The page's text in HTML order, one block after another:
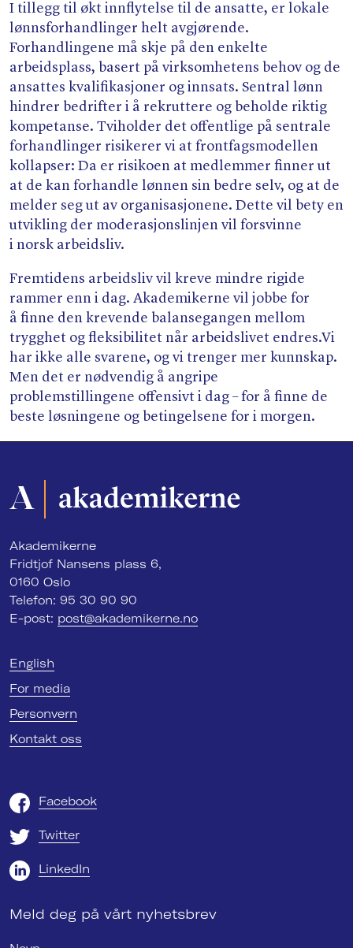
I tillegg til økt innflytelse til de ansatte, er lokale
lønnsforhandlinger helt avgjørende.
Forhandlingene må skje på den enkelte
arbeidsplass, basert på virksomhetens behov og de
ansattes kvalifikasjoner og innsats. Sentral lønn
hindrer bedrifter i å rekruttere og beholde riktig
kompetanse. Tviholder det offentlige på sentrale
forhandlinger risikerer vi at frontfagsmodellen
kollapser: Da er risikoen at medlemmer finner ut
at de kan forhandle lønnen sin bedre selv, og at de
melder seg ut av organisasjonene. Dette vil bety en
utvikling der moderasjonslinjen vil forsvinne
i norsk arbeidsliv.
Fremtidens arbeidsliv vil kreve mindre rigide
rammer enn i dag. Akademikerne vil jobbe for
å finne den krevende balansegangen mellom
trygghet og fleksibilitet når arbeidslivet endres​.Vi
har ikke alle svarene, og vi trenger mer kunnskap.
Men det er nødvendig å angripe
problemstillingene offensivt i dag – for å finne de
beste løsningene og betingelsene for i morgen.
Akademikerne
Fridtjof Nansens plass 6,
0160 Oslo
Telefon: 95 30 90 90
E-post: post@akademikerne.no
English
For media
Personvern
Kontakt oss
Facebook
Twitter
LinkedIn
Meld deg på vårt nyhetsbrev